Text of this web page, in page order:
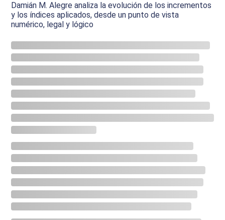
Damián M. Alegre analiza la evolución de los incrementos
y los índices aplicados, desde un punto de vista
numérico, legal y lógico